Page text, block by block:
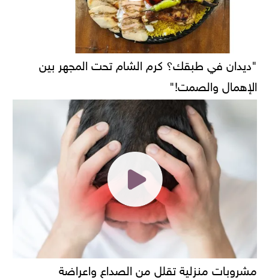
"ديدان في طبقك؟ كرم الشام تحت المجهر بين
الإهمال والصمت!"
مشروبات منزلية تقلل من الصداع واعراضة